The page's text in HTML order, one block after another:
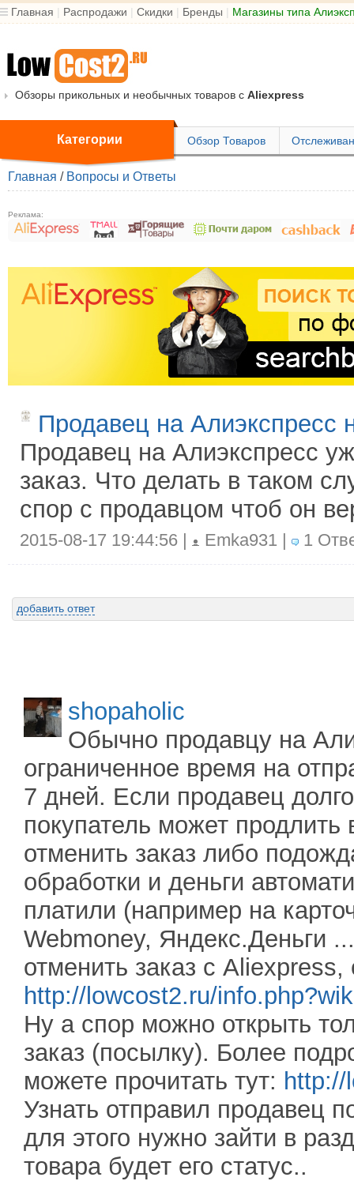
Главная | Распродажи | Скидки | Бренды | Магазины типа
Обзоры прикольных и необычных товаров с Aliexpress
Категории Обзор Товаров
Главная / Вопросы и Ответы
Реклама:
Продавец на Алиэкспресс
Продавец на Алиэкспресс
заказ. Что делать в таком
спор с продавцом чтоб он
2015-08-17 19:44:56 | Emka931 | 1
добавить ответ
shopaholic
Обычно продавцу на
ограниченное время на
7 дней. Если продавец
покупатель может продлить
отменить заказ либо
обработки и деньги
платили (например на
Webmoney, Яндекс.Деньги
отменить заказ с Aliexpress,
http://lowcost2.ru/
Ну а спор можно открыть
заказ (посылку). Более
можете прочитать тут:
Узнать отправил продавец
для этого нужно зайти в
товара будет его статус..